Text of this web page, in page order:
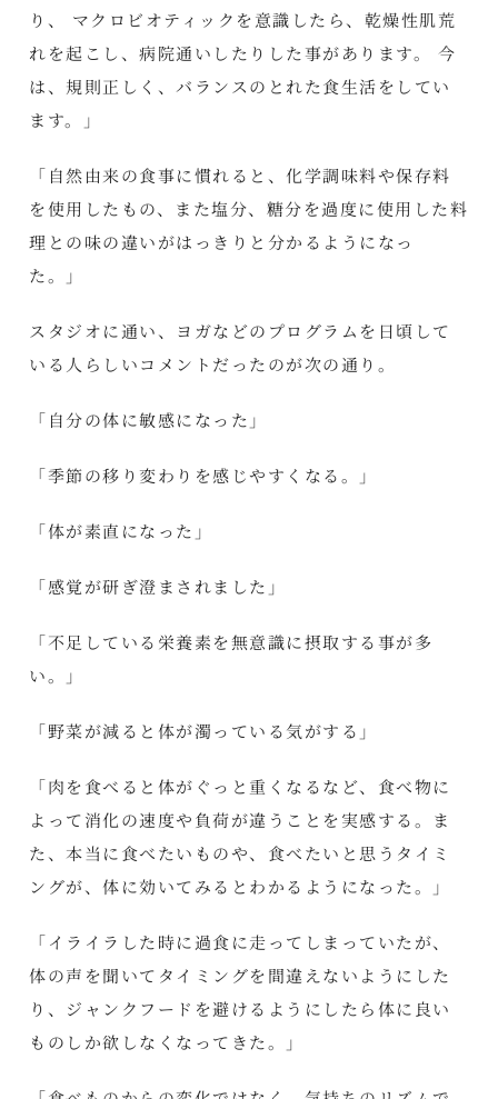
り、 マクロビオティックを意識したら、乾燥性肌荒
れを起こし、病院通いしたりした事があります。 今
は、規則正しく、バランスのとれた食生活をしてい
ます。」
「自然由来の食事に慣れると、化学調味料や保存料
を使用したもの、また塩分、糖分を過度に使用した料
理との味の違いがはっきりと分かるようになっ
た。」
スタジオに通い、ヨガなどのプログラムを日頃して
いる人らしいコメントだったのが次の通り。
「自分の体に敏感になった」
「季節の移り変わりを感じやすくなる。」
「体が素直になった」
「感覚が研ぎ澄まされました」
「不足している栄養素を無意識に摂取する事が多
い。」
「野菜が減ると体が濁っている気がする」
「肉を食べると体がぐっと重くなるなど、食べ物に
よって消化の速度や負荷が違うことを実感する。ま
た、本当に食べたいものや、食べたいと思うタイミ
ングが、体に効いてみるとわかるようになった。」
「イライラした時に過食に走ってしまっていたが、
体の声を聞いてタイミングを間違えないようにした
り、ジャンクフードを避けるようにしたら体に良い
ものしか欲しなくなってきた。」